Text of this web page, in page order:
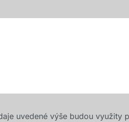
uvedené výše budou využity